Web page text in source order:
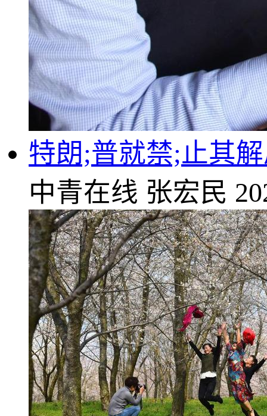
特朗;普就禁;止其
中青在线 张宏民